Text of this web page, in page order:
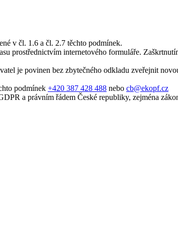
v čl. 1.6 a čl. 2.7 těchto podmínek.
prostřednictvím internetového formuláře.
je povinen bez zbytečného odkladu zveřejnit
podmínek +420 387 428 488 nebo cb@ekopf.cz
a právním řádem České republiky, zejména